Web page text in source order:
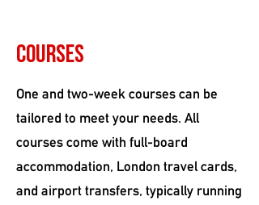
Courses
One and two-week courses can be
tailored to meet your needs. All
courses come with full-board
accommodation, London travel cards,
and airport transfers, typically running